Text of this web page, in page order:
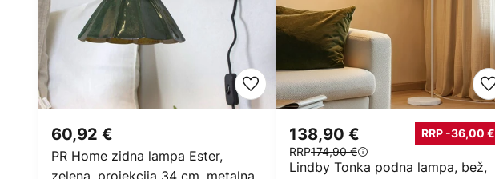
60,92 €
PR Home zidna lampa Ester,
138,90 €
RRP174,90 €
RRP -36,00 €
Lindby Tonka podna lampa, bež,